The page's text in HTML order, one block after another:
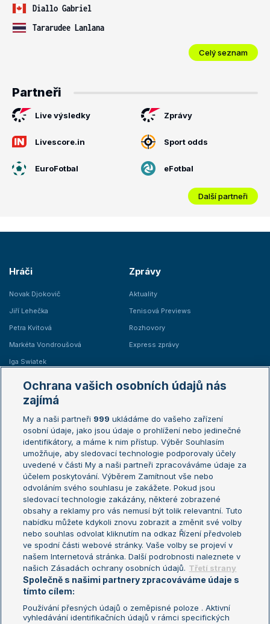
Diallo Gabriel
Tararudee Lanlana
Celý seznam
Partneři
Live výsledky Zprávy
Livescore.in Sport odds
EuroFotbal eFotbal
Další partneři
Hráči
Novak Djokovič
Jiří Lehečka
Petra Kvitová
Markéta Vondroušová
Iga Swiatek
Zprávy
Aktuality
Tenisová Previews
Rozhovory
Express zprávy
Žebříčky
Žebříček ATP (muži)
Žebříček WTA (ženy)
Sázkařský žebříček
Australian Open
French Open
Wimbledon
US Open
Turnaj mistrů
Turnaj mistryň
Aktualní trendy
Fotbalové přestupy
Livesport Daily
LS Prague Open
Ochrana vašich osobních údajů nás
zajímá
My a naši partneři 999 ukládáme do vašeho zařízení
osobní údaje, jako jsou údaje o prohlížení nebo jedinečné
identifikátory, a máme k nim přístup. Výběr Souhlasím
umožňuje, aby sledovací technologie podporovaly účely
uvedené v části My a naši partneři zpracováváme údaje za
účelem poskytování. Výběrem Zamítnout vše nebo
odvoláním svého souhlasu je zakážete. Pokud jsou
sledovací technologie zakázány, některé zobrazené
obsahy a reklamy pro vás nemusí být tolik relevantní. Tuto
nabídku můžete kdykoli znovu zobrazit a změnit své volby
nebo souhlas odvolat kliknutím na odkaz Řízení předvoleb
ve spodní části webové stránky. Vaše volby se projeví v
našem Internetová stránka. Další podrobnosti naleznete v
našich Zásadách ochrany osobních údajů. Třetí strany
Společně s našimi partnery zpracováváme údaje s
tímto cílem:
Používání přesných údajů o zeměpisné poloze . Aktivní
vyhledávání identifikačních údajů v rámci specifických